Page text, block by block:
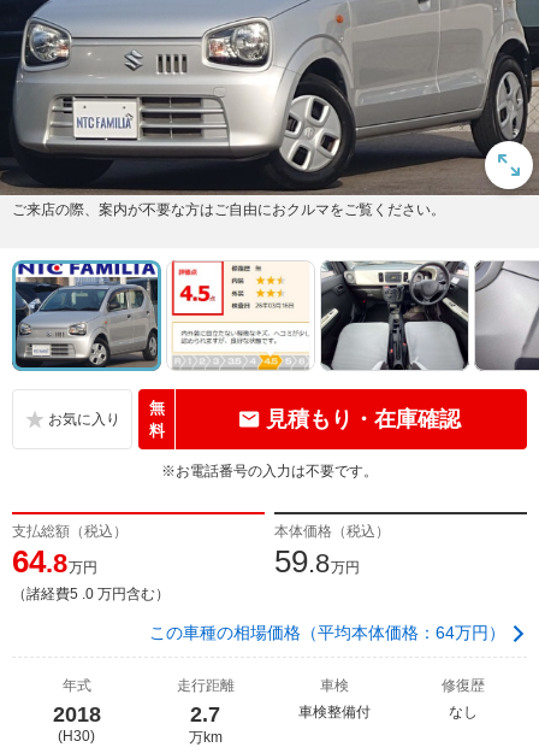
ご来店の際、案内が不要な方はご自由におクルマをご覧ください。
無
料
見積もり・在庫確認
※お電話番号の入力は不要です。
支払総額（税込）
64.8万円
（諸経費5 .0 万円含む）
本体価格（税込）
59.8万円
この車種の相場価格（平均本体価格：64万円）
年式
2018
(H30)
走行距離
2.7
万km
車検
車検整備付
修復歴
なし